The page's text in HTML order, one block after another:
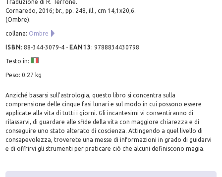
Traduzione di R. Terrone.
Cornaredo, 2016; br., pp. 248, ill., cm 14,1x20,6.
(Ombre).
collana: Ombre
ISBN:88-344-3079-4 - EAN13 :9788834430798
Testo in:
Peso: 0.27 kg
Anziché basarsi sull'astrologia, questo libro si concentra sulla
comprensione delle cinque fasi lunari e sul modo in cui possono essere
applicate alla vita di tutti i giorni. Gli incantesimi vi consentiranno di
rilassarvi, di guardare alle sfide della vita con maggiore chiarezza e di
conseguire uno stato alterato di coscienza. Attingendo a quel livello di
consapevolezza, troverete una messe di informazioni in grado di guidarvi
e di offrirvi gli strumenti per praticare ciò che alcuni definiscono magia.